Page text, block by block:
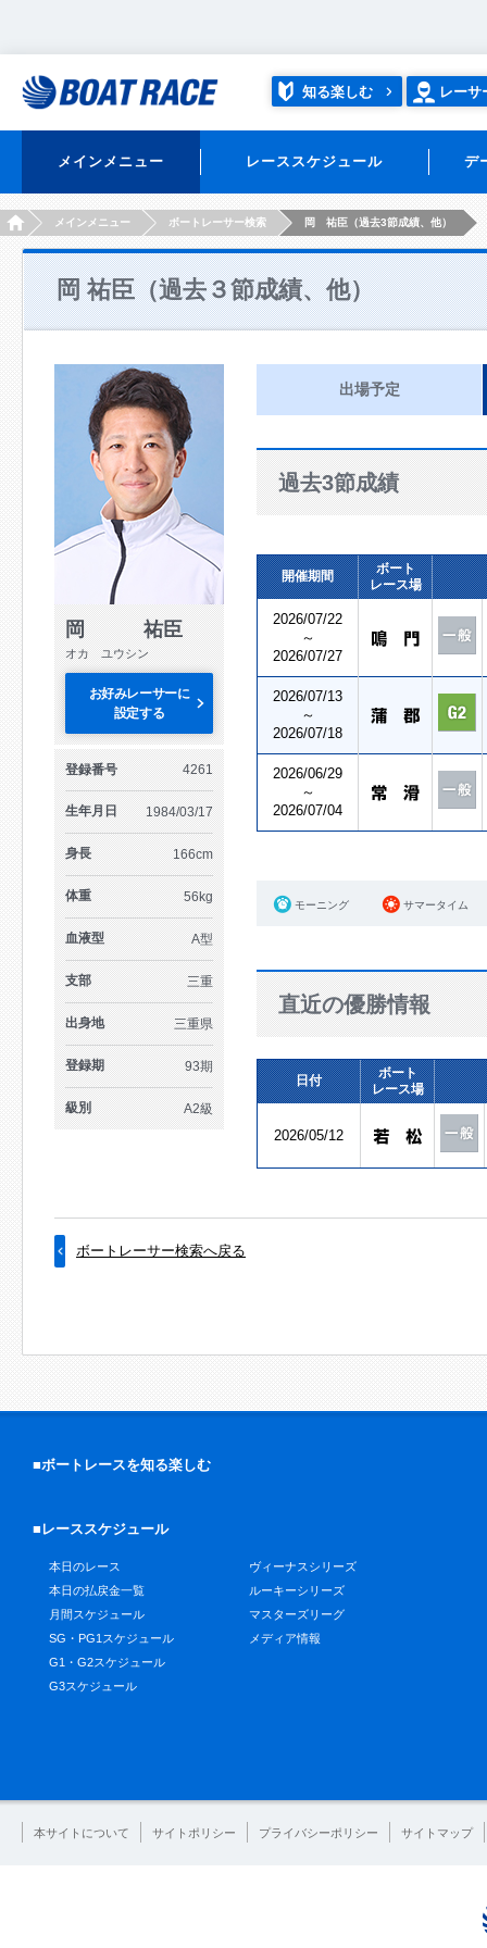
知る楽しむ レーサ
メインメニュー レーススケジュール デ
HOMEメインメニュー ボートレーサー検索 岡 祐臣（過去3節成績、他）
岡 祐臣（過去３節成績、他）
岡 祐臣
オカ ユウシン
お好みレーサーに
設定する
登録番号 4261
生年月日 1984/03/17
身長 166cm
体重 56kg
血液型 A型
支部 三重
出身地 三重県
登録期 93期
級別 A2級
出場予定
過去3節成績
開催期間
ボート
レース場
2026/07/22
～
2026/07/27
2026/07/13
～
2026/07/18
2026/06/29
～
2026/07/04
モーニング サマータイム
直近の優勝情報
日付
ボート
レース場
2026/05/12
ボートレーサー検索へ戻る
■ボートレースを知る楽しむ
■レーススケジュール
本日のレース
本日の払戻金一覧
月間スケジュール
SG・PG1スケジュール
G1・G2スケジュール
G3スケジュール
ヴィーナスシリーズ
ルーキーシリーズ
マスターズリーグ
メディア情報
本サイトについて サイトポリシー プライバシーポリシー サイトマップ